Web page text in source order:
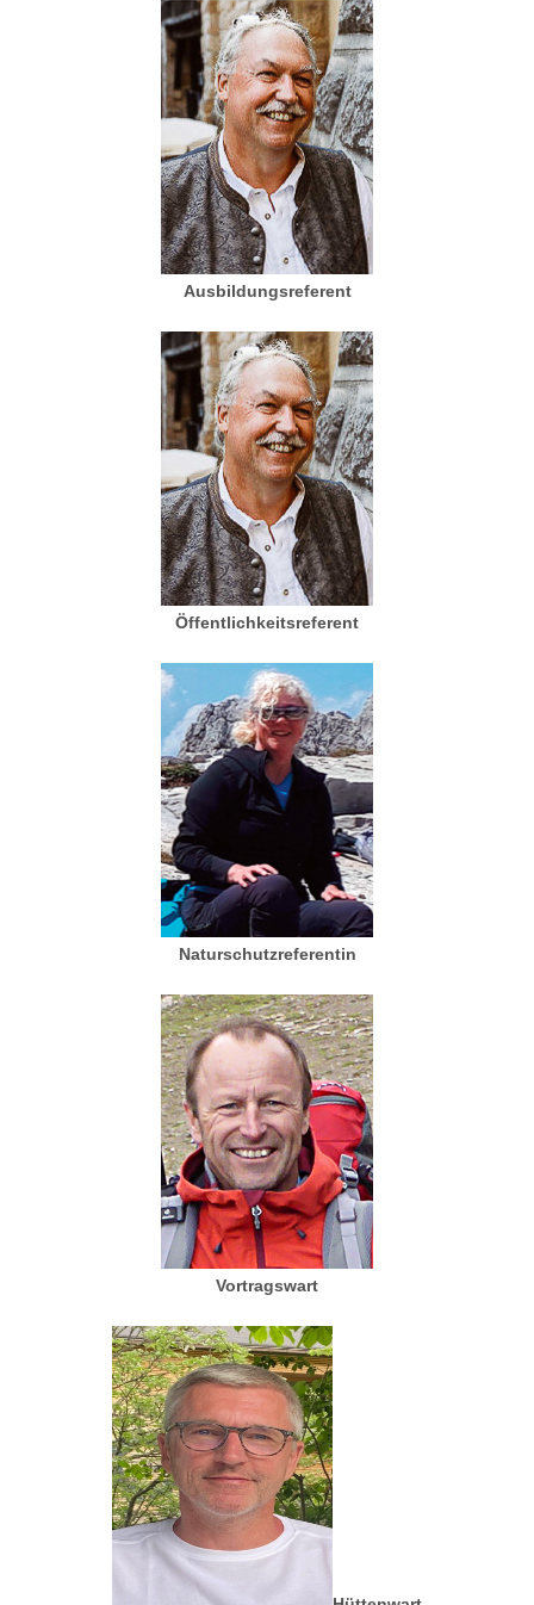
Ausbildungsreferent
Öffentlichkeitsreferent
Naturschutzreferentin
Vortragswart